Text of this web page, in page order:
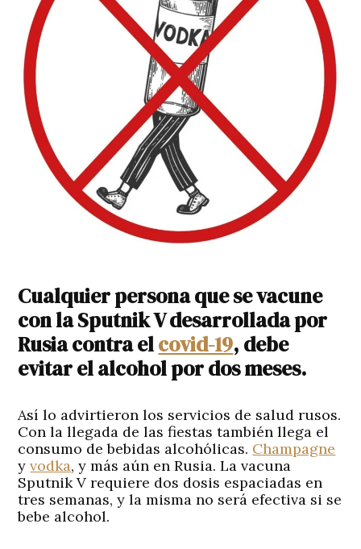
Cualquier persona que se vacune
con la Sputnik V desarrollada por
Rusia contra elcovid-19, debe
evitar el alcohol por dos meses.
Así lo advirtieron los servicios de salud rusos.
Con la llegada de las fiestas también llega el
consumo de bebidas alcohólicas. Champagne
yvodka, y más aún en Rusia. La vacuna
Sputnik V requiere dos dosis espaciadas en
tres semanas, y la misma no será efectiva si se
bebe alcohol.